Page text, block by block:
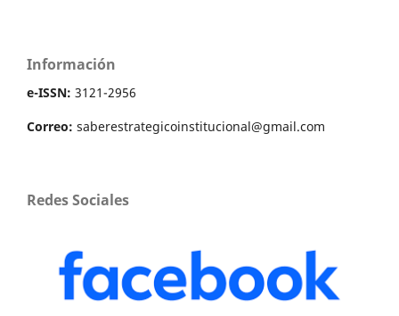
Información
e-ISSN: 3121-2956
Correo: saberestrategicoinstitucional@gmail.com
Redes Sociales